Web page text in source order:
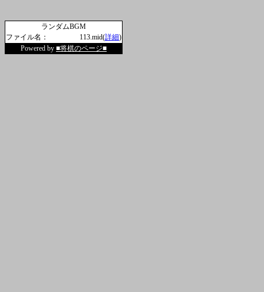
ランダムBGM
ファイル名：
113.mid(詳細)
Powered by ■将棋のページ■